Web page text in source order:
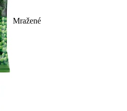
Mražené